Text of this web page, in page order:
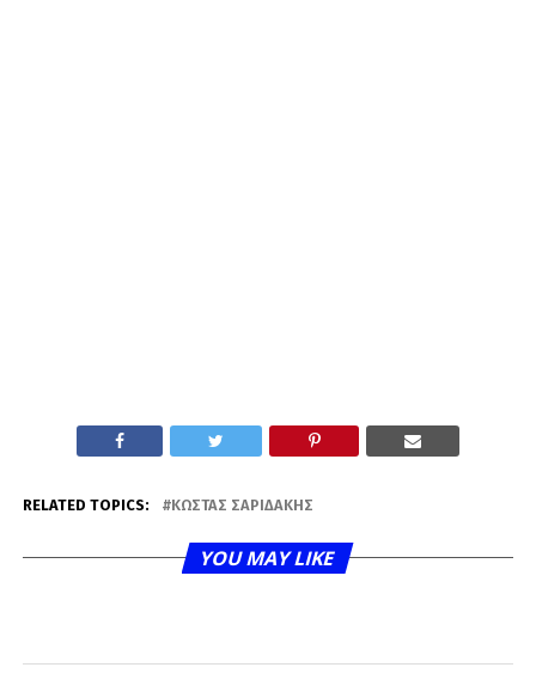
RELATED TOPICS: ΚΏΣΤΑΣ ΣΑΡΙΔΆΚΗΣ
YOU MAY LIKE